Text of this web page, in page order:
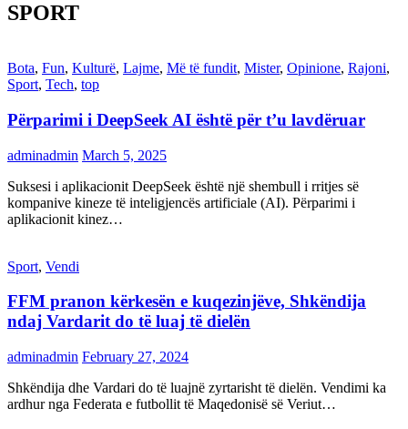
SPORT
Bota, Fun, Kulturë, Lajme, Më të fundit, Mister, Opinione, Rajoni,
Sport, Tech, top
Përparimi i DeepSeek AI është për t’u lavdëruar
adminadmin March 5, 2025
Suksesi i aplikacionit DeepSeek është një shembull i rritjes së
kompanive kineze të inteligjencës artificiale (AI). Përparimi i
aplikacionit kinez…
Sport, Vendi
FFM pranon kërkesën e kuqezinjëve, Shkëndija
ndaj Vardarit do të luaj të dielën
adminadmin February 27, 2024
Shkëndija dhe Vardari do të luajnë zyrtarisht të dielën. Vendimi ka
ardhur nga Federata e futbollit të Maqedonisë së Veriut…